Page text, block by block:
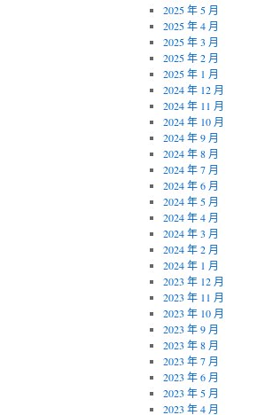
2025 年 5 月
2025 年 4 月
2025 年 3 月
2025 年 2 月
2025 年 1 月
2024 年 12 月
2024 年 11 月
2024 年 10 月
2024 年 9 月
2024 年 8 月
2024 年 7 月
2024 年 6 月
2024 年 5 月
2024 年 4 月
2024 年 3 月
2024 年 2 月
2024 年 1 月
2023 年 12 月
2023 年 11 月
2023 年 10 月
2023 年 9 月
2023 年 8 月
2023 年 7 月
2023 年 6 月
2023 年 5 月
2023 年 4 月